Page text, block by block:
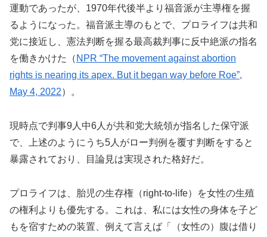
運動であったが、1970年代後半より福音派が主導権を握
るようになった。福音派主導のもとで、プロライフは共和
党に接近し、憲法判断を握る最高裁判事に反中絶派の指名
を働きかけた（ NPR “The movement against abortion
rights is nearing its apex. But it began way before Roe”,
May 4, 2022）。
現時点で判事9人中6人が共和党大統領が指名した保守派
で、上述のようにうち5人がロー判例を覆す判断をすると
暴露されており、目論見は実現された格好だ。
プロライフは、胎児の生存権（right-to-life）を女性の生殖
の権利よりも優先する。これは、私には女性の身体を子ど
もを宿すための装置、例えて言えば「（女性の）腹は借り